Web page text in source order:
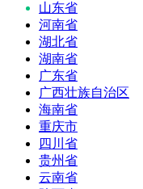
山东省
河南省
湖北省
湖南省
广东省
广西壮族自治区
海南省
重庆市
四川省
贵州省
云南省